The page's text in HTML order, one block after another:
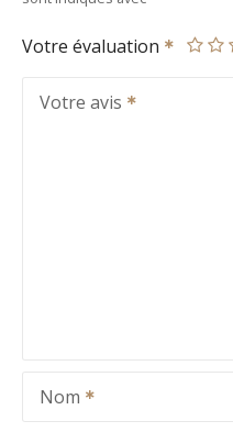
Votre évaluation
Votre avis
Nom